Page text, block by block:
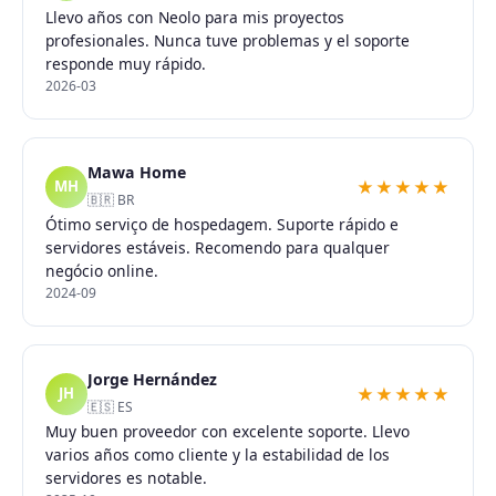
Llevo años con Neolo para mis proyectos
profesionales. Nunca tuve problemas y el soporte
responde muy rápido.
2026-03
MH
Mawa Home
🇧🇷 BR
★★★★★
Ótimo serviço de hospedagem. Suporte rápido e
servidores estáveis. Recomendo para qualquer
negócio online.
2024-09
JH
Jorge Hernández
🇪🇸 ES
★★★★★
Muy buen proveedor con excelente soporte. Llevo
varios años como cliente y la estabilidad de los
servidores es notable.